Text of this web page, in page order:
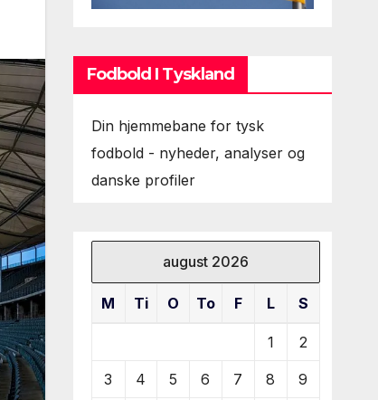
Fodbold I Tyskland
Din hjemmebane for tysk
fodbold - nyheder, analyser og
danske profiler
august 2026
M Ti O To F L S
1 2
3 4 5 6 7 8 9